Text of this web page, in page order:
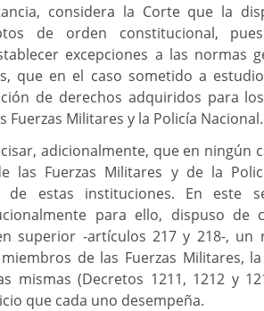
considera la Corte que la
de orden constitucional,
excepciones a las normas
que en el caso sometido a
de derechos adquiridos para
Fuerzas Militares y la Policía Nacional.
adicionalmente, que en ningún
las Fuerzas Militares y de la
de estas instituciones. En este
para ello, dispuso de
superior -artículos 217 y 218-, un
de las Fuerzas Militares,
mismas (Decretos 1211, 1212 y
que cada uno desempeña.